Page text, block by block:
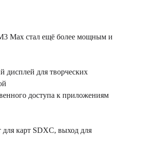
Мах стал ещё более мощным и
для творческих
доступа к приложениям
карт SDXC, выход для